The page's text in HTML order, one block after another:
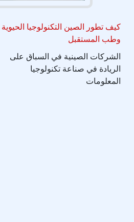
كيف تطور الصين التكنولوجيا الحيوية
وطب المستقبل
الشركات الصينية في السباق على
الريادة في صناعة تكنولوجيا
المعلومات